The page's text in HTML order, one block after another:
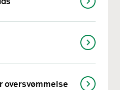
oversvømmelse